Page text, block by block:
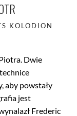
KOLODION
Dwie
aby powstały
jest
Frederic